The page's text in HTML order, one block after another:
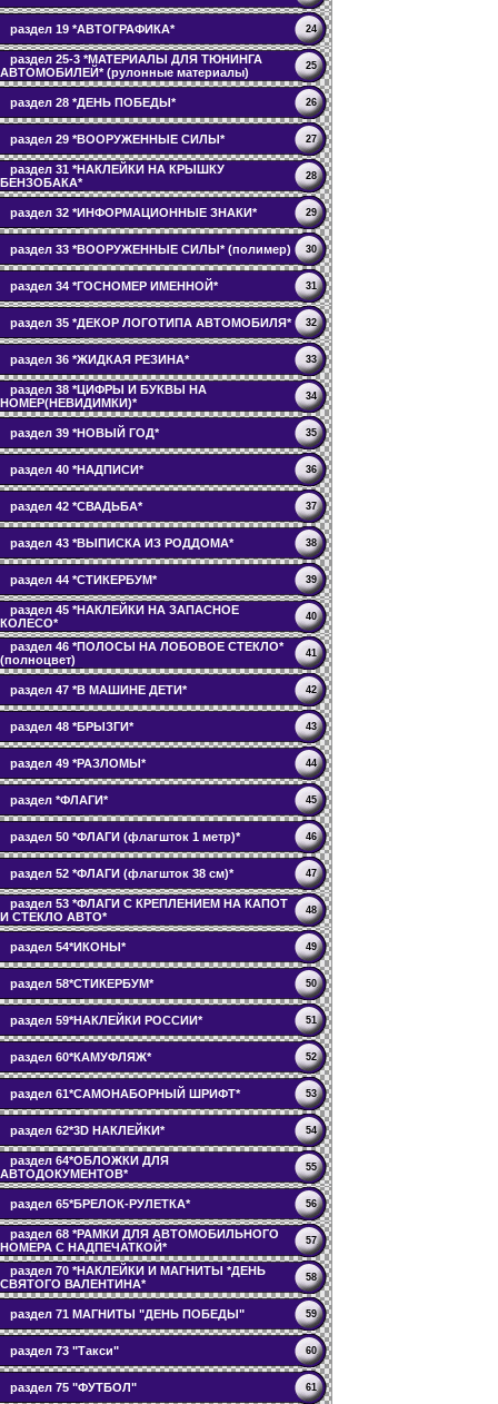
раздел 19 *АВТОГРАФИКА* 24
раздел 25-3 *МАТЕРИАЛЫ ДЛЯ ТЮНИНГА
АВТОМОБИЛЕЙ* (рулонные материалы)
25
раздел 28 *ДЕНЬ ПОБЕДЫ* 26
раздел 29 *ВООРУЖЕННЫЕ СИЛЫ* 27
раздел 31 *НАКЛЕЙКИ НА КРЫШКУ
БЕНЗОБАКА*
28
раздел 32 *ИНФОРМАЦИОННЫЕ ЗНАКИ* 29
раздел 33 *ВООРУЖЕННЫЕ СИЛЫ* (полимер) 30
раздел 34 *ГОСНОМЕР ИМЕННОЙ* 31
раздел 35 *ДЕКОР ЛОГОТИПА АВТОМОБИЛЯ* 32
раздел 36 *ЖИДКАЯ РЕЗИНА* 33
раздел 38 *ЦИФРЫ И БУКВЫ НА
НОМЕР(НЕВИДИМКИ)*
34
раздел 39 *НОВЫЙ ГОД* 35
раздел 40 *НАДПИСИ* 36
раздел 42 *СВАДЬБА* 37
раздел 43 *ВЫПИСКА ИЗ РОДДОМА* 38
раздел 44 *СТИКЕРБУМ* 39
раздел 45 *НАКЛЕЙКИ НА ЗАПАСНОЕ
КОЛЕСО*
40
раздел 46 *ПОЛОСЫ НА ЛОБОВОЕ СТЕКЛО*
(полноцвет)
41
раздел 47 *В МАШИНЕ ДЕТИ* 42
раздел 48 *БРЫЗГИ* 43
раздел 49 *РАЗЛОМЫ* 44
раздел *ФЛАГИ* 45
раздел 50 *ФЛАГИ (флагшток 1 метр)* 46
раздел 52 *ФЛАГИ (флагшток 38 см)* 47
раздел 53 *ФЛАГИ С КРЕПЛЕНИЕМ НА КАПОТ
И СТЕКЛО АВТО*
48
раздел 54*ИКОНЫ* 49
раздел 58*СТИКЕРБУМ* 50
раздел 59*НАКЛЕЙКИ РОССИИ* 51
раздел 60*КАМУФЛЯЖ* 52
раздел 61*САМОНАБОРНЫЙ ШРИФТ* 53
раздел 62*3D НАКЛЕЙКИ* 54
раздел 64*ОБЛОЖКИ ДЛЯ
АВТОДОКУМЕНТОВ*
55
раздел 65*БРЕЛОК-РУЛЕТКА* 56
раздел 68 *РАМКИ ДЛЯ АВТОМОБИЛЬНОГО
НОМЕРА С НАДПЕЧАТКОЙ*
57
раздел 70 *НАКЛЕЙКИ И МАГНИТЫ *ДЕНЬ
СВЯТОГО ВАЛЕНТИНА*
58
раздел 71 МАГНИТЫ "ДЕНЬ ПОБЕДЫ" 59
раздел 73 "Такси" 60
раздел 75 "ФУТБОЛ" 61